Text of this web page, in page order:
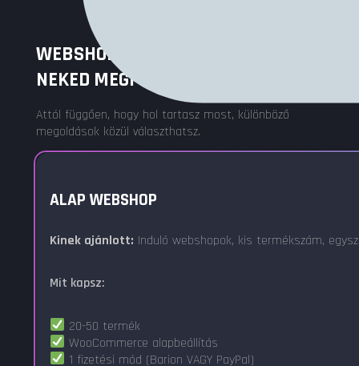
WEBSHOP CSOMAGOK – VÁLASZD A
NEKED MEGFELELŐT
Attól függően, hogy hol tartasz most, különböző
megoldások közül választhatsz.
ALAP WEBSHOP
Kinek ajánlott: Induló webshopok, kis termékszám,
Mit kapsz:
20-50 termék
WooCommerce alapbeállítás
1 fizetési mód (Barion VAGY PayPal)